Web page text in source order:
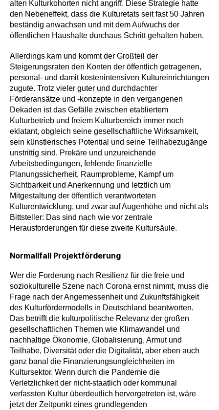
alten Kulturkohorten nicht angriff. Diese Strategie hatte
den Nebeneffekt, dass die Kulturetats seit fast 50 Jahren
beständig anwachsen und mit dem Aufwuchs der
öffentlichen Haushalte durchaus Schritt gehalten haben.
Allerdings kam und kommt der Großteil der
Steigerungsraten den Konten der öffentlich getragenen,
personal- und damit kostenintensiven Kultureinrichtungen
zugute. Trotz vieler guter und durchdachter
Förderansätze und -konzepte in den vergangenen
Dekaden ist das Gefälle zwischen etabliertem
Kulturbetrieb und freiem Kulturbereich immer noch
eklatant, obgleich seine gesellschaftliche Wirksamkeit,
sein künstlerisches Potential und seine Teilhabezugänge
unstrittig sind. Prekäre und unzureichende
Arbeitsbedingungen, fehlende finanzielle
Planungssicherheit, Raumprobleme, Kampf um
Sichtbarkeit und Anerkennung und letztlich um
Mitgestaltung der öffentlich verantworteten
Kulturentwicklung, und zwar auf Augenhöhe und nicht als
Bittsteller: Das sind nach wie vor zentrale
Herausforderungen für diese zweite Kultursäule.
Normallfall Projektförderung
Wer die Forderung nach Resilienz für die freie und
soziokulturelle Szene nach Corona ernst nimmt, muss die
Frage nach der Angemessenheit und Zukunftsfähigkeit
des Kulturfördermodells in Deutschland beantworten.
Das betrifft die kulturpolitische Relevanz der großen
gesellschaftlichen Themen wie Klimawandel und
nachhaltige Ökonomie, Globalisierung, Armut und
Teilhabe, Diversität oder die Digitalität, aber eben auch
ganz banal die Finanzierungsungleichheiten im
Kultursektor. Wenn durch die Pandemie die
Verletzlichkeit der nicht-staatlich oder kommunal
verfassten Kultur überdeutlich hervorgetreten ist, wäre
jetzt der Zeitpunkt eines grundlegenden